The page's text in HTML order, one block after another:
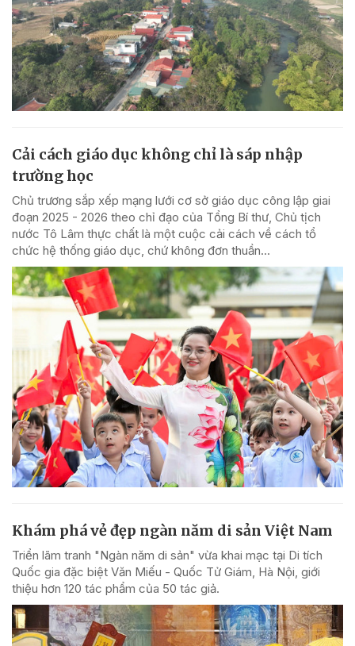
Cải cách giáo dục không chỉ là sáp nhập
trường học
Chủ trương sắp xếp mạng lưới cơ sở giáo dục công lập giai
đoạn 2025 - 2026 theo chỉ đạo của Tổng Bí thư, Chủ tịch
nước Tô Lâm thực chất là một cuộc cải cách về cách tổ
chức hệ thống giáo dục, chứ không đơn thuần...
Khám phá vẻ đẹp ngàn năm di sản Việt Nam
Triển lãm tranh "Ngàn năm di sản" vừa khai mạc tại Di tích
Quốc gia đặc biệt Văn Miếu - Quốc Tử Giám, Hà Nội, giới
thiệu hơn 120 tác phẩm của 50 tác giả.